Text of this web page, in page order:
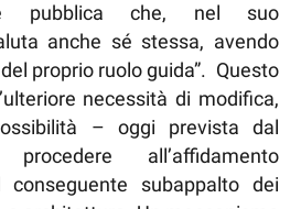
pubblica che, nel suo
anche sé stessa, avendo
proprio ruolo guida”. Questo
necessità di modifica,
– oggi prevista dal
all’affidamento
conseguente subappalto dei